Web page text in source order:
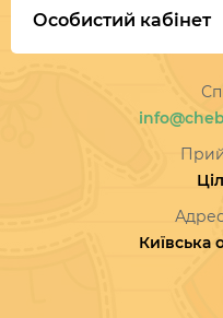
Особистий кабінет
Київська